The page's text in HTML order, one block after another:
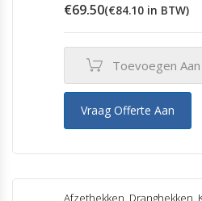
€69.50(€84.10 in BTW)
Toevoegen
Vraag Offerte Aan
Afzethekken, Dranghekken,